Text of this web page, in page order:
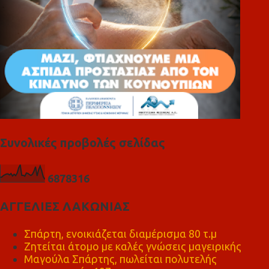
Συνολικές προβολές σελίδας
6878316
ΑΓΓΕΛΙΕΣ ΛΑΚΩΝΙΑΣ
Σπάρτη, ενοικιάζεται διαμέρισμα 80 τ.μ
Ζητείται άτομο με καλές γνώσεις μαγειρικής
Μαγούλα Σπάρτης, πωλείται πολυτελής